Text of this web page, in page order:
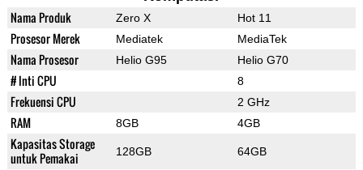
Nama Produk Zero X Hot 11
Prosesor Merek Mediatek MediaTek
Nama Prosesor Helio G95 Helio G70
# Inti CPU 8
Frekuensi CPU 2 GHz
RAM 8GB 4GB
Kapasitas Storage
untuk Pemakai
128GB 64GB